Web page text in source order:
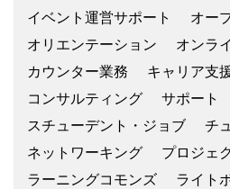
イベント運営サポート
オー
オリエンテーション
オンラ
カウンター業務
キャリア支
コンサルティング
サポート
スチューデント・ジョブ
チ
ネットワーキング
プロジェ
ラーニングコモンズ
ライト